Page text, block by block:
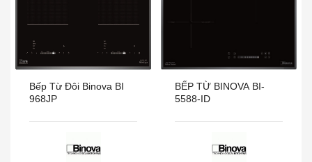
Bếp Từ Đôi Binova BI
968JP
BẾP TỪ BINOVA BI-
5588-ID